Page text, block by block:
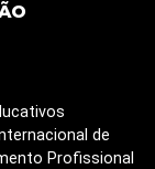
de
Profissional